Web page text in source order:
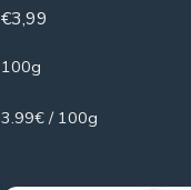
€3,99
100g
3.99€ / 100g